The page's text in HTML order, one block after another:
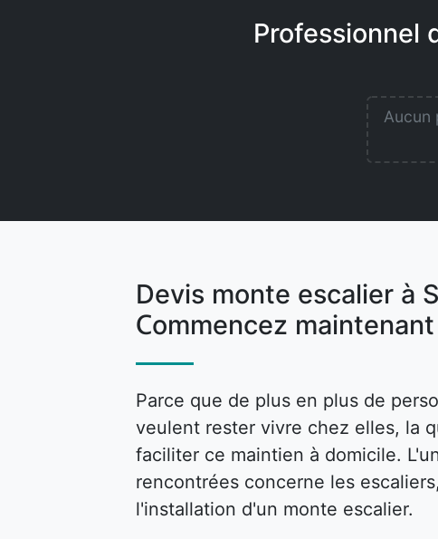
Professionnel
Aucun
Devis monte escalier à
Commencez maintenant
Parce que de plus en plus de
veulent rester vivre chez elles, la
faciliter ce maintien à domicile.
rencontrées concerne les
l'installation d'un monte escalier.